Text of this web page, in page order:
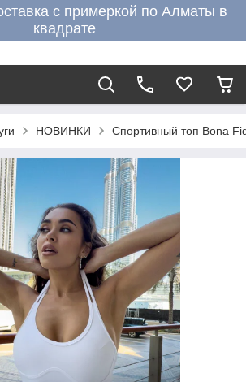
с примеркой по Алматы в
квадрате
НОВИНКИ Спортивный топ Bona